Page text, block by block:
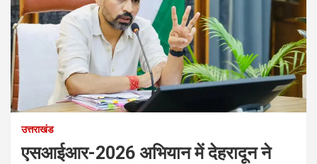
उत्तराखंड
एसआईआर-2026 अभियान में देहरादून ने